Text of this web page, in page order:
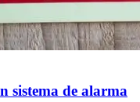
sistema de alarma